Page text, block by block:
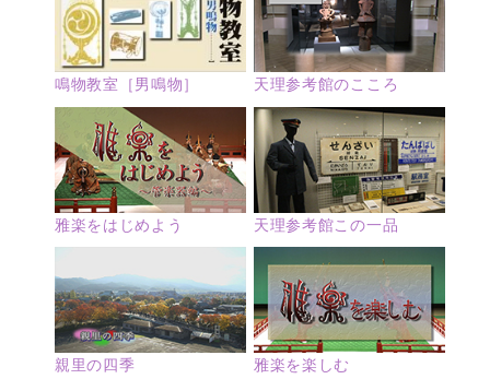
鳴物教室［男鳴物］ 天理参考館のこころ
雅楽をはじめよう 天理参考館この一品
親里の四季 雅楽を楽しむ